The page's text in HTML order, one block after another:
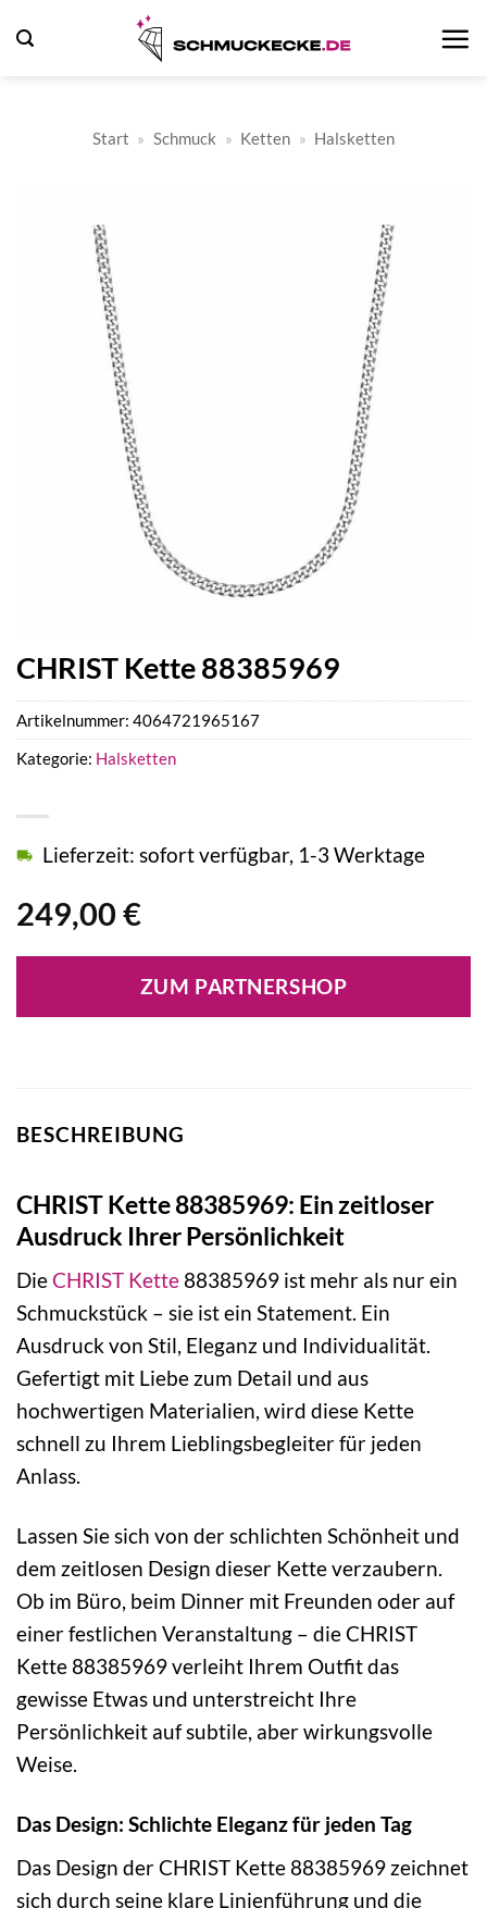
Inhalt
Start » Schmuck » Ketten » Halsketten
CHRIST Kette 88385969
249,00 €
Lieferzeit: sofort verfügbar, 1-3 Werktage
ZUM PARTNERSHOP
Artikelnummer: 4064721965167
Kategorie: Halsketten
BESCHREIBUNG
CHRIST Kette 88385969: Ein zeitloser
Ausdruck Ihrer Persönlichkeit
DieCHRIST Kette 88385969 ist mehr als nur ein
Schmuckstück – sie ist ein Statement. Ein
Ausdruck von Stil, Eleganz und Individualität.
Gefertigt mit Liebe zum Detail und aus
hochwertigen Materialien, wird diese Kette
schnell zu Ihrem Lieblingsbegleiter für jeden
Anlass.
Lassen Sie sich von der schlichten Schönheit und
dem zeitlosen Design dieser Kette verzaubern.
Ob im Büro, beim Dinner mit Freunden oder auf
einer festlichen Veranstaltung – die CHRIST
Kette 88385969 verleiht Ihrem Outfit das
gewisse Etwas und unterstreicht Ihre
Persönlichkeit auf subtile, aber wirkungsvolle
Weise.
Das Design: Schlichte Eleganz für jeden Tag
Das Design der CHRIST Kette 88385969 zeichnet
sich durch seine klare Linienführung und die